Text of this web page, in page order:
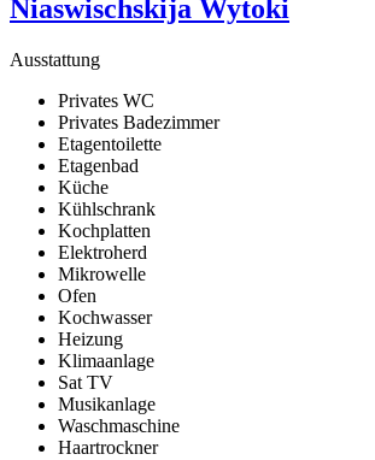
Niaswischskija Wytoki
Ausstattung
Privates WC
Privates Badezimmer
Etagentoilette
Etagenbad
Küche
Kühlschrank
Kochplatten
Elektroherd
Mikrowelle
Ofen
Kochwasser
Heizung
Klimaanlage
Sat TV
Musikanlage
Waschmaschine
Haartrockner